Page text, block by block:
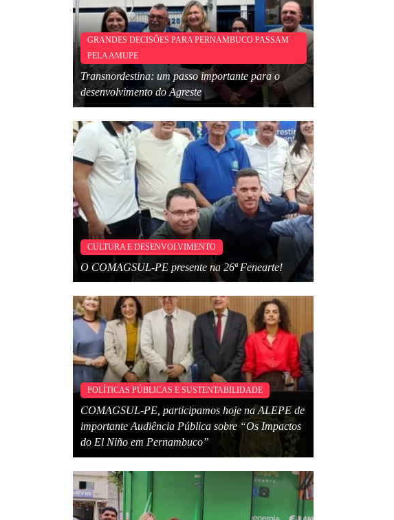
GRANDES DECISÕES PARA PERNAMBUCO PASSAM
PELA AMUPE
Transnordestina: um passo importante para o
desenvolvimento do Agreste
CULTURA E DESENVOLVIMENTO
O COMAGSUL-PE presente na 26ª Fenearte!
POLÍTICAS PÚBLICAS E SUSTENTABILIDADE
COMAGSUL-PE, participamos hoje na ALEPE de
importante Audiência Pública sobre “Os Impactos
do El Niño em Pernambuco”